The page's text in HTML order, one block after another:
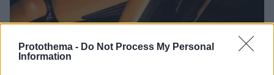
Protothema - Do Not Process My Personal
Information